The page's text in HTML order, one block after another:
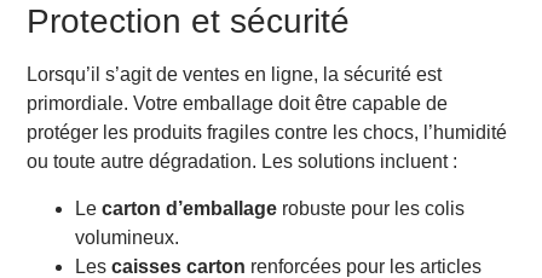
Pour les produits alimentaires
Zoom sur les types d’emballages cartons pour e-
commerce
Pourquoi choisir un carton e-commerce ?
Caisses carton et emballage carton
Carton personnalisé
Les étapes pour bien préparer vos colis e-commerce
Sélectionnez la solution d’emballage adaptée
Protection et sécurité
Lorsqu’il s’agit de ventes en ligne, la sécurité est
primordiale. Votre emballage doit être capable de
protéger les produits fragiles contre les chocs, l’humidité
ou toute autre dégradation. Les solutions incluent :
Lecarton d’emballage robuste pour les colis
volumineux.
Lescaisses carton renforcées pour les articles